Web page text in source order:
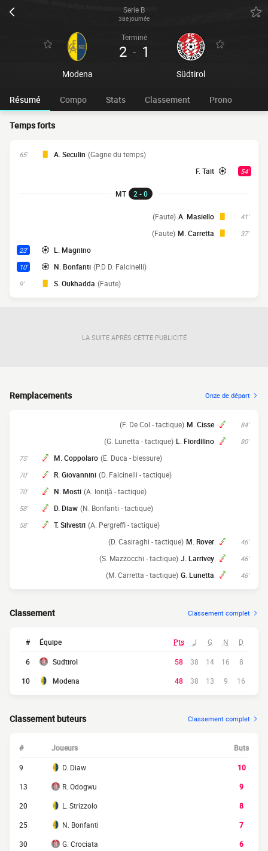
Serie B
38e journée
Modena
Terminé
2 - 1
Südtirol
Résumé Compo Stats Classement Prono
Temps forts
65' A. Seculin (Gagne du temps)
54'
F. Tait
MT 2 - 0
41'
A. Masiello
(Faute)
37'
M. Carretta
(Faute)
23' L. Magnino
10' N. Bonfanti (P.D D. Falcinelli)
9' S. Oukhadda (Faute)
LA SUITE APRÈS CETTE PUBLICITÉ
Remplacements Onze de départ
84'
M. Cisse
(F. De Col - tactique)
80'
L. Fiordilino
(G. Lunetta - tactique)
75' M. Coppolaro (E. Duca - blessure)
70' R. Giovannini (D. Falcinelli - tactique)
70' N. Mosti (A. Ioniţă - tactique)
58' D. Diaw (N. Bonfanti - tactique)
58' T. Silvestri (A. Pergreffi - tactique)
46'
M. Rover
(D. Casiraghi - tactique)
46'
J. Larrivey
(S. Mazzocchi - tactique)
46'
G. Lunetta
(M. Carretta - tactique)
Classement Classement complet
# Équipe Pts J G N D
6 Südtirol 58 38 14 16
8
10
Modena 48 38 13 9 16
Classement buteurs Classement complet
# Joueurs Buts
9 D. Diaw
10
13
R. Odogwu
9
20
L. Strizzolo
8
25
N. Bonfanti
7
30
G. Crociata
6